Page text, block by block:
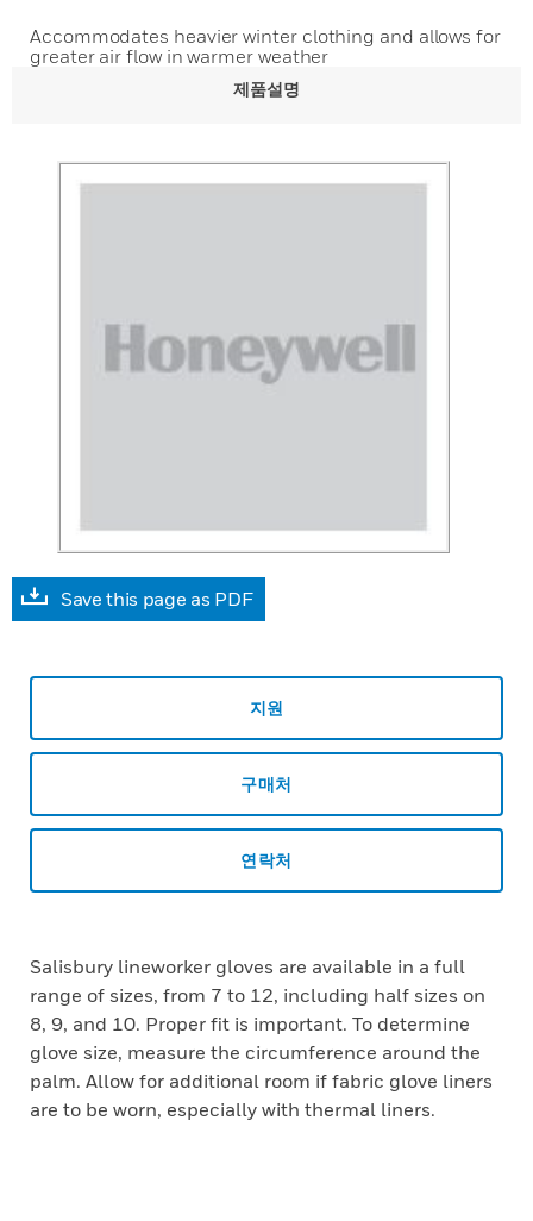
Accommodates heavier winter clothing and allows for
greater air flow in warmer weather
제품설명
Save this page as PDF
지원
구매처
연락처
Salisbury lineworker gloves are available in a full
range of sizes, from 7 to 12, including half sizes on
8, 9, and 10. Proper fit is important. To determine
glove size, measure the circumference around the
palm. Allow for additional room if fabric glove liners
are to be worn, especially with thermal liners.